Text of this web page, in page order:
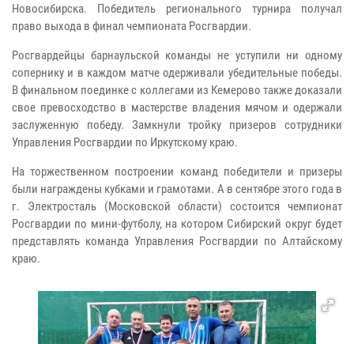
Новосибирска. Победитель регионального турнира получал
право выхода в финал чемпионата Росгвардии.
Росгвардейцы барнаульской команды не уступили ни одному
сопернику и в каждом матче одерживали убедительные победы.
В финальном поединке с коллегами из Кемерово также доказали
свое превосходство в мастерстве владения мячом и одержали
заслуженную победу. Замкнули тройку призеров сотрудники
Управления Росгвардии по Иркутскому краю.
На торжественном построении команд победители и призеры
были награждены кубками и грамотами. А в сентябре этого года в
г. Электросталь (Московской области) состоится чемпионат
Росгвардии по мини-футболу, на котором Сибирский округ будет
представлять команда Управления Росгвардии по Алтайскому
краю.